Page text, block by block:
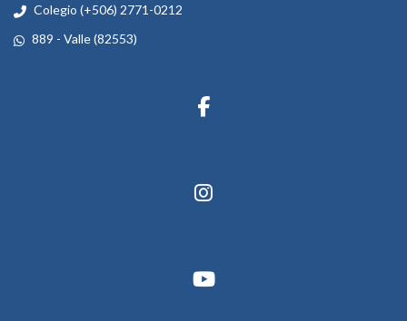
Colegio (+506) 2771-0212
889 - Valle (82553)